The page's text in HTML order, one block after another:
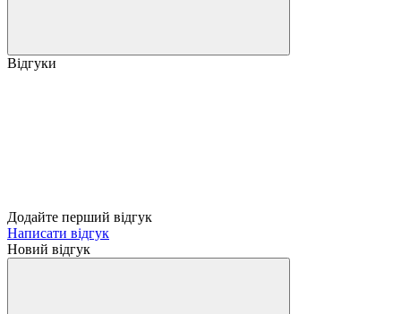
Відгуки
Додайте перший відгук
Написати відгук
Новий відгук